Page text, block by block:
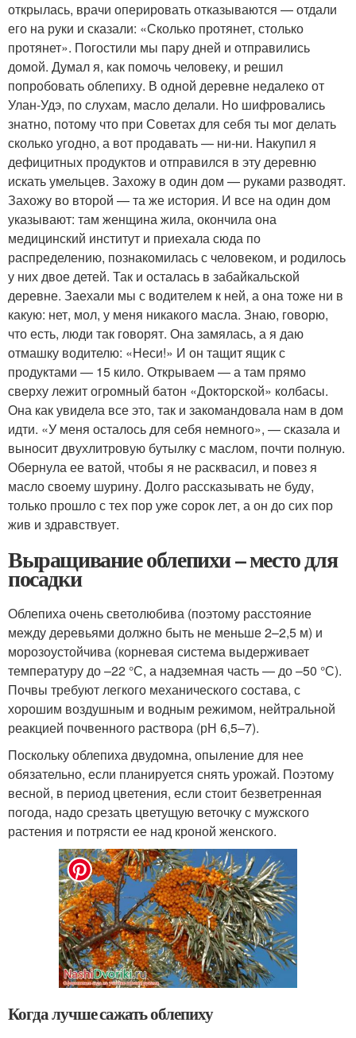
открылась, врачи оперировать отказываются — отдали
его на руки и сказали: «Сколько протянет, столько
протянет». Погостили мы пару дней и отправились
домой. Думал я, как помочь человеку, и решил
попробовать облепиху. В одной деревне недалеко от
Улан-Удэ, по слухам, масло делали. Но шифровались
знатно, потому что при Советах для себя ты мог делать
сколько угодно, а вот продавать — ни-ни. Накупил я
дефицитных продуктов и отправился в эту деревню
искать умельцев. Захожу в один дом — руками разводят.
Захожу во второй — та же история. И все на один дом
указывают: там женщина жила, окончила она
медицинский институт и приехала сюда по
распределению, познакомилась с человеком, и родилось
у них двое детей. Так и осталась в забайкальской
деревне. Заехали мы с водителем к ней, а она тоже ни в
какую: нет, мол, у меня никакого масла. Знаю, говорю,
что есть, люди так говорят. Она замялась, а я даю
отмашку водителю: «Неси!» И он тащит ящик с
продуктами — 15 кило. Открываем — а там прямо
сверху лежит огромный батон «Докторской» колбасы.
Она как увидела все это, так и закомандовала нам в дом
идти. «У меня осталось для себя немного», — сказала и
выносит двухлитровую бутылку с маслом, почти полную.
Обернула ее ватой, чтобы я не расквасил, и повез я
масло своему шурину. Долго рассказывать не буду,
только прошло с тех пор уже сорок лет, а он до сих пор
жив и здравствует.
Выращивание облепихи – место для
посадки
Облепиха очень светолюбива (поэтому расстояние
между деревьями должно быть не меньше 2–2,5 м) и
морозоустойчива (корневая система выдерживает
температуру до –22 °С, а надземная часть — до –50 °С).
Почвы требуют легкого механического состава, с
хорошим воздушным и водным режимом, нейтральной
реакцией почвенного раствора (рН 6,5–7).
Поскольку облепиха двудомна, опыление для нее
обязательно, если планируется снять урожай. Поэтому
весной, в период цветения, если стоит безветренная
погода, надо срезать цветущую веточку с мужского
растения и потрясти ее над кроной женского.
Когда лучше сажать облепиху